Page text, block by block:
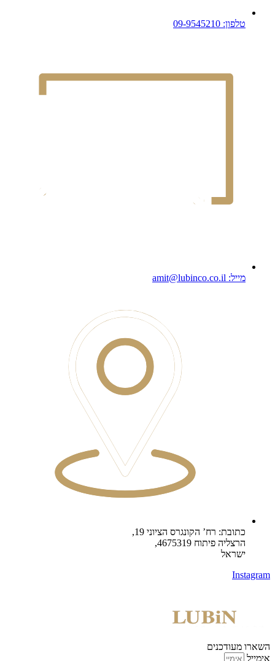
טלפון: 09-9545210
מייל: amit@lubinco.co.il
כתובת: רח’ הקונגרס הציוני 19,
הרצליה פיתוח 4675319,
ישראל
Instagram
השארו מעודכנים
אימייל